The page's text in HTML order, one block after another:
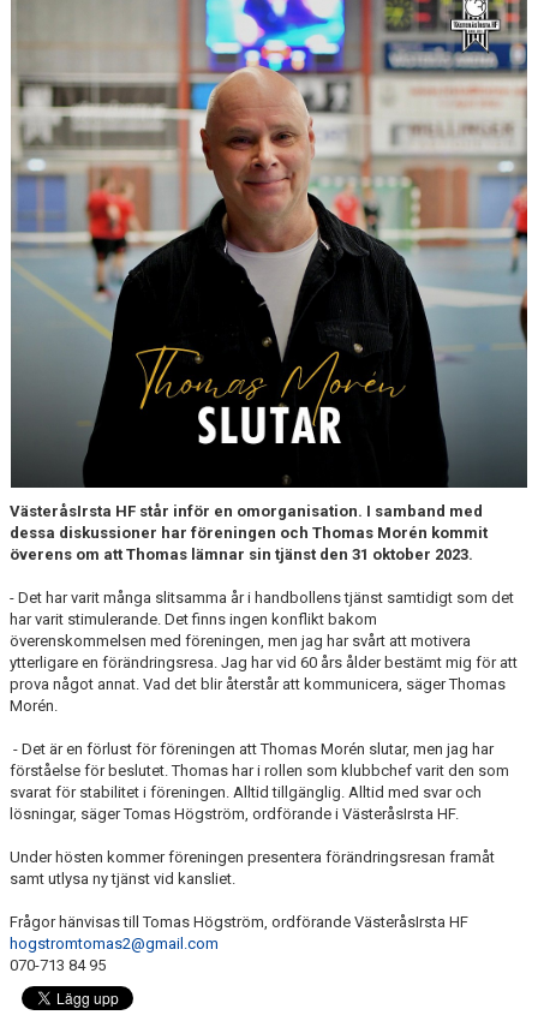
VästeråsIrsta HF står inför en omorganisation. I samband med
dessa diskussioner har föreningen och Thomas Morén kommit
överens om att Thomas lämnar sin tjänst den 31 oktober 2023.
- Det har varit många slitsamma år i handbollens tjänst samtidigt som det
har varit stimulerande. Det finns ingen konflikt bakom
överenskommelsen med föreningen, men jag har svårt att motivera
ytterligare en förändringsresa. Jag har vid 60 års ålder bestämt mig för att
prova något annat. Vad det blir återstår att kommunicera, säger Thomas
Morén.
- Det är en förlust för föreningen att Thomas Morén slutar, men jag har
förståelse för beslutet. Thomas har i rollen som klubbchef varit den som
svarat för stabilitet i föreningen. Alltid tillgänglig. Alltid med svar och
lösningar, säger Tomas Högström, ordförande i VästeråsIrsta HF.
Under hösten kommer föreningen presentera förändringsresan framåt
samt utlysa ny tjänst vid kansliet.
Frågor hänvisas till Tomas Högström, ordförande VästeråsIrsta HF
hogstromtomas2@gmail.com
070-713 84 95